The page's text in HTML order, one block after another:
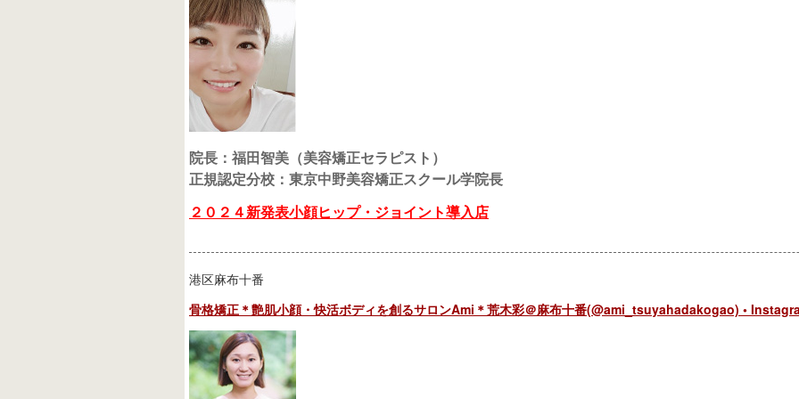
院長：福田智美（美容矯正セラピスト）
正規認定分校：東京中野美容矯正スクール学院長
２０２４新発表小顔ヒップ・ジョイント導入店
港区麻布十番
骨格矯正＊艶肌小顔・快活ボディを創るサロンAmi＊荒木彩＠麻布十番(@ami_tsuyahadakogao) •